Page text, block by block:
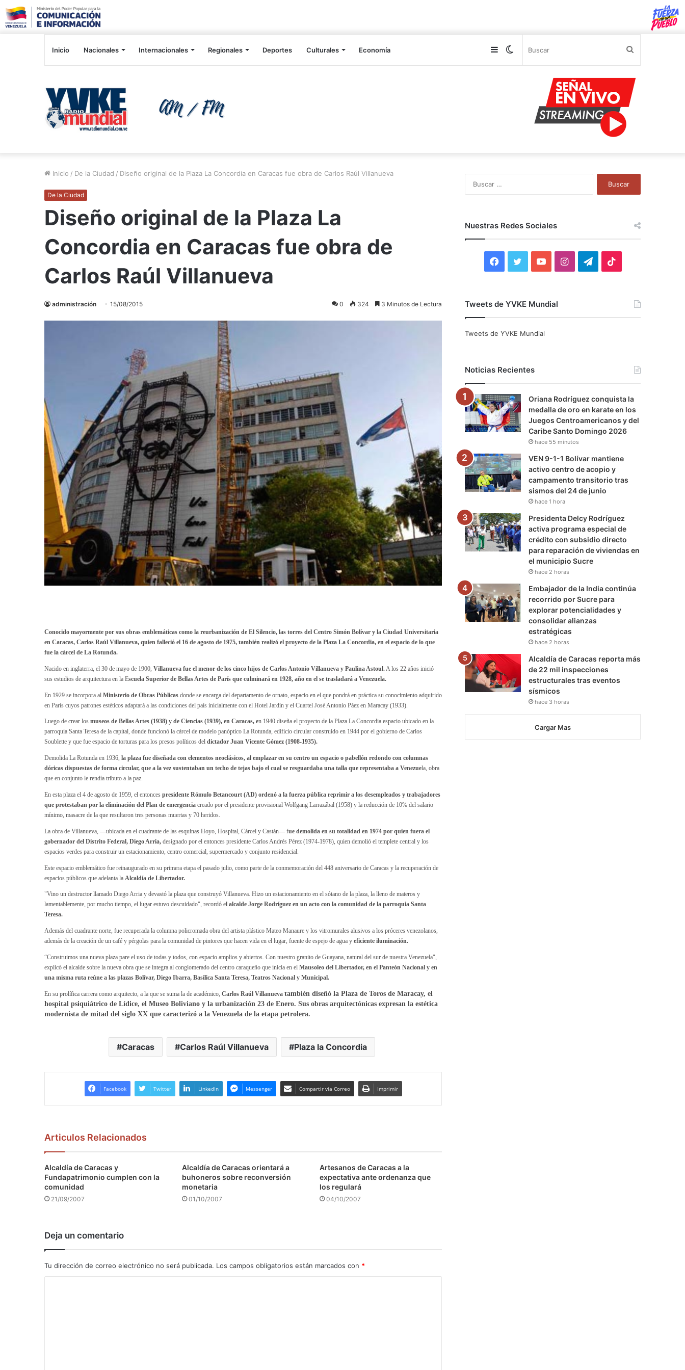
Inicio Nacionales Internacionales Regionales Deportes Culturales Economía Switch
Sidebar
Inicio / De la Ciudad / Diseño original de la Plaza La Concordia en Caracas fue obra de Carlos Raúl Villanueva
De la Ciudad
Diseño original de la Plaza La
Concordia en Caracas fue obra de
Carlos Raúl Villanueva
administración 15/08/2015 0 324 3 Minutos de Lectura
Conocido mayormente por sus obras emblemáticas como la reurbanización de El Silencio, las torres del Centro Simón Bolívar y la Ciudad Universitaria
en Caracas, Carlos Raúl Villanueva, quien falleció el 16 de agosto de 1975, también realizó el proyecto de la Plaza La Concordia, en el espacio de lo que
fue la cárcel de La Rotunda.
Nacido en inglaterra, el 30 de mayo de 1900, Villanueva fue el menor de los cinco hijos de Carlos Antonio Villanueva y Paulina Astoul. A los 22 años inició
sus estudios de arquitectura en la Escuela Superior de Bellas Artes de París que culminará en 1928, año en el se trasladará a Venezuela.
En 1929 se incorpora al Ministerio de Obras Públicas donde se encarga del departamento de ornato, espacio en el que pondrá en práctica su conocimiento adquirido
en París cuyos patrones estéticos adaptará a las condiciones del país inicialmente con el Hotel Jardín y el Cuartel José Antonio Páez en Maracay (1933).
Luego de crear los museos de Bellas Artes (1938) y de Ciencias (1939), en Caracas, en 1940 diseña el proyecto de la Plaza La Concordia espacio ubicado en la
parroquia Santa Teresa de la capital, donde funcionó la cárcel de modelo panóptico La Rotunda, edificio circular construido en 1944 por el gobierno de Carlos
Soublette y que fue espacio de torturas para los presos políticos del dictador Juan Vicente Gómez (1908-1935).
Demolida La Rotunda en 1936, la plaza fue diseñada con elementos neoclásicos, al emplazar en su centro un espacio o pabellón redondo con columnas
dóricas dispuestas de forma circular, que a la vez sustentaban un techo de tejas bajo el cual se resguardaba una talla que representaba a Venezuela, obra
que en conjunto le rendía tributo a la paz.
En esta plaza el 4 de agosto de 1959, el entonces presidente Rómulo Betancourt (AD) ordenó a la fuerza pública reprimir a los desempleados y trabajadores
que protestaban por la eliminación del Plan de emergencia creado por el presidente provisional Wolfgang Larrazábal (1958) y la reducción de 10% del salario
mínimo, masacre de la que resultaron tres personas muertas y 70 heridos.
La obra de Villanueva, —ubicada en el cuadrante de las esquinas Hoyo, Hospital, Cárcel y Castán— fue demolida en su totalidad en 1974 por quien fuera el
gobernador del Distrito Federal, Diego Arria, designado por el entonces presidente Carlos Andrés Pérez (1974-1978), quien demolió el templete central y los
espacios verdes para construir un estacionamiento, centro comercial, supermercado y conjunto residencial.
Este espacio emblemático fue reinaugurado en su primera etapa el pasado julio, como parte de la conmemoración del 448 aniversario de Caracas y la recuperación de
espacios públicos que adelanta la Alcaldía de Libertador.
"Vino un destructor llamado Diego Arria y devastó la plaza que construyó Villanueva. Hizo un estacionamiento en el sótano de la plaza, la lleno de materos y
lamentablemente, por mucho tiempo, el lugar estuvo descuidado", recordó el alcalde Jorge Rodríguez en un acto con la comunidad de la parroquia Santa
Teresa.
Además del cuadrante norte, fue recuperada la columna policromada obra del artista plástico Mateo Manaure y los vitromurales alusivos a los próceres venezolanos,
además de la creación de un café y pérgolas para la comunidad de pintores que hacen vida en el lugar, fuente de espejo de agua y eficiente iluminación.
“Construimos una nueva plaza pare el uso de todas y todos, con espacio amplios y abiertos. Con nuestro granito de Guayana, natural del sur de nuestra Venezuela",
explicó el alcalde sobre la nueva obra que se integra al conglomerado del centro caraqueño que inicia en el Mausoleo del Libertador, en el Panteón Nacional y en
una misma ruta reúne a las plazas Bolívar, Diego Ibarra, Basílica Santa Teresa, Teatros Nacional y Municipal.
En su prolífica carrera como arquitecto, a la que se suma la de académico, Carlos Raúl Villanueva también diseñó la Plaza de Toros de Maracay, el
hospital psiquiátrico de Lídice, el Museo Boliviano y la urbanización 23 de Enero. Sus obras arquitectónicas expresan la estética
modernista de mitad del siglo XX que caracterizó a la Venezuela de la etapa petrolera.
Caracas Carlos Raúl Villanueva Plaza la Concordia
Facebook Twitter LinkedIn Messenger Compartir via Correo Imprimir
Articulos Relacionados
Alcaldía de Caracas y
Fundapatrimonio cumplen con la
comunidad
21/09/2007
Alcaldía de Caracas orientará a
buhoneros sobre reconversión
monetaria
01/10/2007
Artesanos de Caracas a la
expectativa ante ordenanza que
los regulará
04/10/2007
Deja un comentario
Tu dirección de correo electrónico no será publicada. Los campos obligatorios están marcados con *
Nuestras Redes Sociales
F
c
o
k
i
r
Y
u
e
I
r
a
m
T
a
m
Tweets de YVKE Mundial
Tweets de YVKE Mundial
Noticias Recientes
Oriana Rodríguez conquista la
medalla de oro en karate en los
Juegos Centroamericanos y del
Caribe Santo Domingo 2026
hace 55 minutos
VEN 9-1-1 Bolívar mantiene
activo centro de acopio y
campamento transitorio tras
sismos del 24 de junio
hace 1 hora
Presidenta Delcy Rodríguez
activa programa especial de
crédito con subsidio directo
para reparación de viviendas en
el municipio Sucre
hace 2 horas
Embajador de la India continúa
recorrido por Sucre para
explorar potencialidades y
consolidar alianzas
estratégicas
hace 2 horas
Alcaldía de Caracas reporta más
de 22 mil inspecciones
estructurales tras eventos
sísmicos
hace 3 horas
Cargar Mas